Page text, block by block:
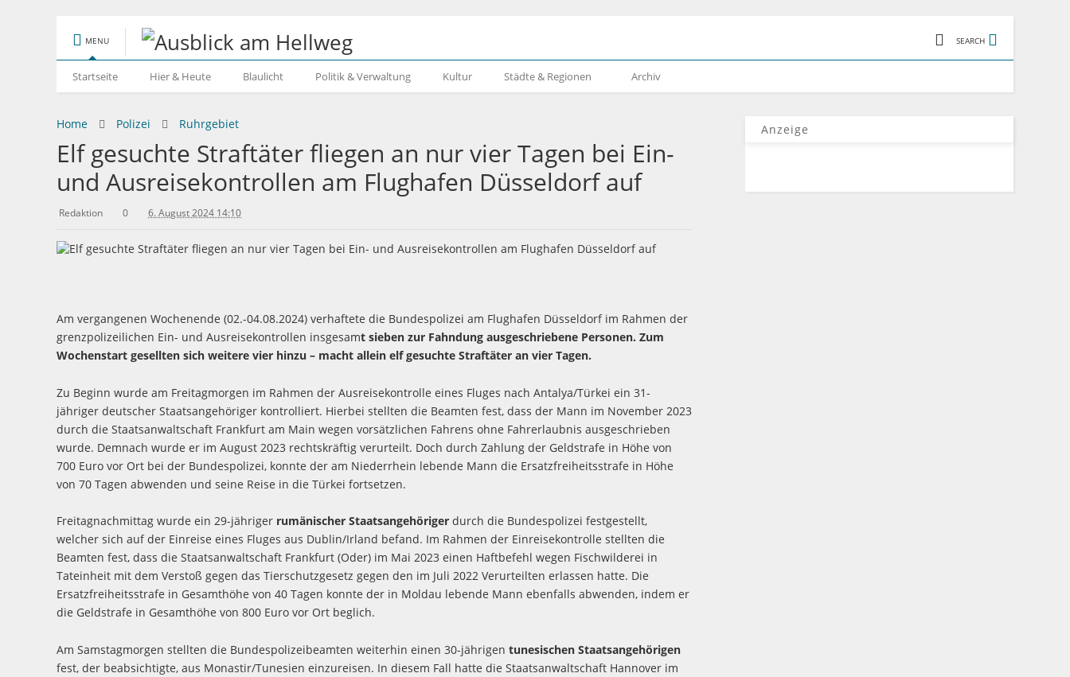
MENU SEARCH
Startseite Hier & Heute Blaulicht Politik & Verwaltung Kultur Städte & Regionen Archiv
Home Polizei Ruhrgebiet
Elf gesuchte Straftäter fliegen an nur vier Tagen bei Ein-
und Ausreisekontrollen am Flughafen Düsseldorf auf
Redaktion 0 6. August 2024 14:10
Am vergangenen Wochenende (02.-04.08.2024) verhaftete die Bundespolizei am Flughafen Düsseldorf im Rahmen der
grenzpolizeilichen Ein- und Ausreisekontrollen insgesamt sieben zur Fahndung ausgeschriebene Personen. Zum
Wochenstart gesellten sich weitere vier hinzu – macht allein elf gesuchte Straftäter an vier Tagen.
Zu Beginn wurde am Freitagmorgen im Rahmen der Ausreisekontrolle eines Fluges nach Antalya/Türkei ein 31-
jähriger deutscher Staatsangehöriger kontrolliert. Hierbei stellten die Beamten fest, dass der Mann im November 2023
durch die Staatsanwaltschaft Frankfurt am Main wegen vorsätzlichen Fahrens ohne Fahrerlaubnis ausgeschrieben
wurde. Demnach wurde er im August 2023 rechtskräftig verurteilt. Doch durch Zahlung der Geldstrafe in Höhe von
700 Euro vor Ort bei der Bundespolizei, konnte der am Niederrhein lebende Mann die Ersatzfreiheitsstrafe in Höhe
von 70 Tagen abwenden und seine Reise in die Türkei fortsetzen.
Freitagnachmittag wurde ein 29-jähriger rumänischer Staatsangehöriger durch die Bundespolizei festgestellt,
welcher sich auf der Einreise eines Fluges aus Dublin/Irland befand. Im Rahmen der Einreisekontrolle stellten die
Beamten fest, dass die Staatsanwaltschaft Frankfurt (Oder) im Mai 2023 einen Haftbefehl wegen Fischwilderei in
Tateinheit mit dem Verstoß gegen das Tierschutzgesetz gegen den im Juli 2022 Verurteilten erlassen hatte. Die
Ersatzfreiheitsstrafe in Gesamthöhe von 40 Tagen konnte der in Moldau lebende Mann ebenfalls abwenden, indem er
die Geldstrafe in Gesamthöhe von 800 Euro vor Ort beglich.
Am Samstagmorgen stellten die Bundespolizeibeamten weiterhin einen 30-jährigentunesischen Staatsangehörigen
fest, der beabsichtigte, aus Monastir/Tunesien einzureisen. In diesem Fall hatte die Staatsanwaltschaft Hannover im
Anzeige